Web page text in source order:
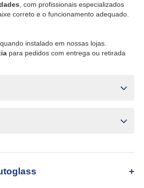
, com profissionais especializados
correto e o funcionamento adequado.
quando instalado em nossas lojas.
para pedidos com entrega ou retirada